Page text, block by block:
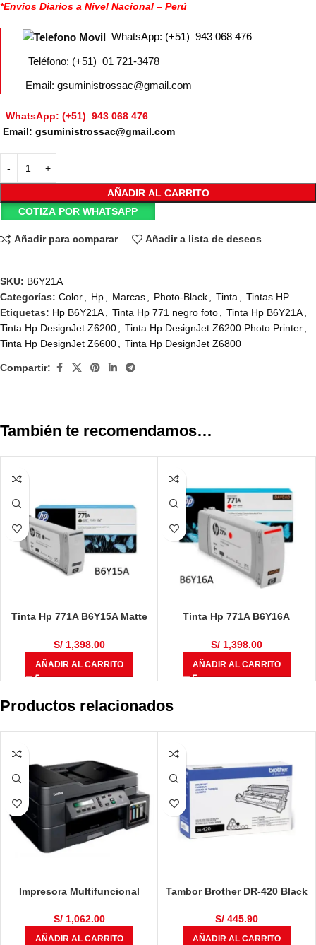
*Envios Diarios a Nivel Nacional – Perú
WhatsApp: (+51) 943 068 476
Teléfono: (+51) 01 721-3478
Email: gsuministrossac@gmail.com
WhatsApp: (+51) 943 068 476
Email: gsuministrossac@gmail.com
AÑADIR AL CARRITO
COTIZA POR WHATSAPP
Añadir para comparar Añadir a lista de deseos
SKU: B6Y21A
Categorías: Color Hp Marcas Photo-Black Tinta
Tintas HP
Etiquetas: Hp B6Y21A Tinta Hp 771 negro foto Tinta Hp B6Y21A
Tinta Hp DesignJet Z6200
Tinta Hp DesignJet Z6200 Photo Printer
Tinta Hp DesignJet Z6600
Tinta Hp DesignJet Z6800
Compartir:
También te recomendamos…
Tinta Hp 771A B6Y15A Matte
S/1,398.00
AÑADIR AL CARRITO
Tinta Hp 771A B6Y16A
S/1,398.00
AÑADIR AL CARRITO
Productos relacionados
Impresora Multifuncional
S/1,062.00
AÑADIR AL CARRITO
Tambor Brother DR-420 Black
S/445.90
AÑADIR AL CARRITO